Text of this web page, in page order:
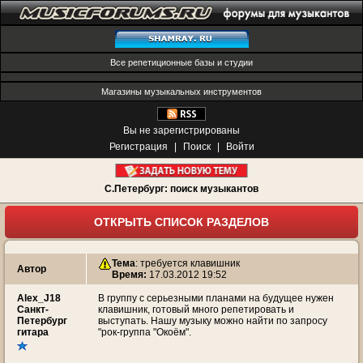
Все репетиционные базы и студии
Магазины музыкальных инструментов
Вы не зарегистрированы
Регистрация
Поиск Войти
С.Петербург: поиск музыкантов
ОТКРЫТЬ СПИСОК РАЗДЕЛОВ
Автор Тема: требуется клавишник
Время: 17.03.2012 19:52
Alex_J18
Санкт-
Петербург
гитара
В группу с серьезными планами на будущее нужен
клавишник, готовый много репетировать и
выступать. Нашу музыку можно найти по запросу
"рок-группа "Окоём".